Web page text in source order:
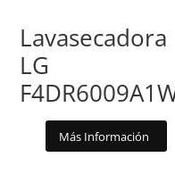
Lavasecadora
LG
Más Información